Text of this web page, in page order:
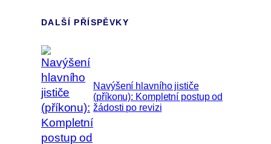
DALŠÍ PŘÍSPĚVKY
Navýšení hlavního jističe
(příkonu): Kompletní postup od
žádosti po revizi